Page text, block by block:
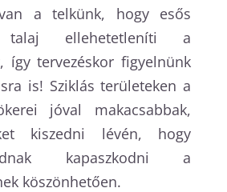
a telkünk, hogy esős
ellehetetleníti a
így tervezéskor figyelnünk
is! Sziklás területeken a
jóval makacsabbak,
kiszedni lévén, hogy
kapaszkodni a
köszönhetően.